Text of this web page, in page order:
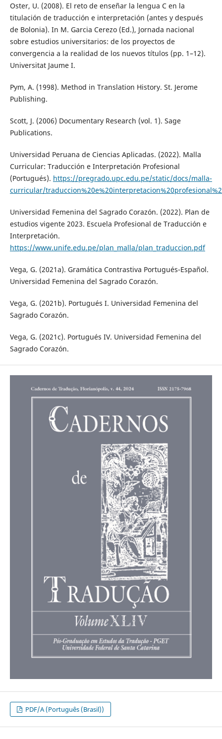
Oster, U. (2008). El reto de enseñar la lengua C en la
titulación de traducción e interpretación (antes y después
de Bolonia). In M. Garcia Cerezo (Ed.), Jornada nacional
sobre estudios universitarios: de los proyectos de
convergencia a la realidad de los nuevos títulos (pp. 1–12).
Universitat Jaume I.
Pym, A. (1998). Method in Translation History. St. Jerome
Publishing.
Scott, J. (2006) Documentary Research (vol. 1). Sage
Publications.
Universidad Peruana de Ciencias Aplicadas. (2022). Malla
Curricular: Traducción e Interpretación Profesional
(Portugués). https://pregrado.upc.edu.pe/static/docs/malla-
curricular/
Universidad Femenina del Sagrado Corazón. (2022). Plan de
estudios vigente 2023. Escuela Profesional de Traducción e
Interpretación.
https://www.unife.edu.pe/plan_malla/plan_traduccion.pdf
Vega, G. (2021a). Gramática Contrastiva Portugués-Español.
Universidad Femenina del Sagrado Corazón.
Vega, G. (2021b). Portugués I. Universidad Femenina del
Sagrado Corazón.
Vega, G. (2021c). Portugués IV. Universidad Femenina del
Sagrado Corazón.
PDF/A (Português (Brasil))